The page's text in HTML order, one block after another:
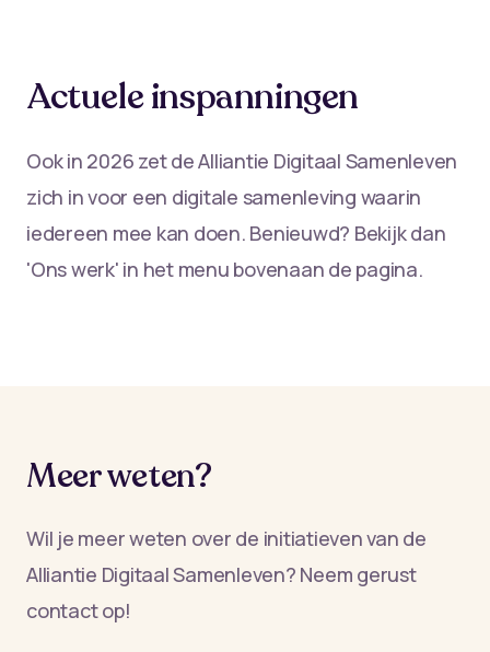
Actuele inspanningen
Ook in 2026 zet de Alliantie Digitaal Samenleven
zich in voor een digitale samenleving waarin
iedereen mee kan doen. Benieuwd? Bekijk dan
'Ons werk' in het menu bovenaan de pagina.
Meer weten?
Wil je meer weten over de initiatieven van de
Alliantie Digitaal Samenleven? Neem gerust
contact op!